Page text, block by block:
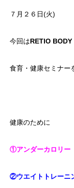
７月２６日(火)
今回はRETIO BODY
食育・健康セミナー
健康のために
①アンダーカロリー
②ウエイトトレーニ